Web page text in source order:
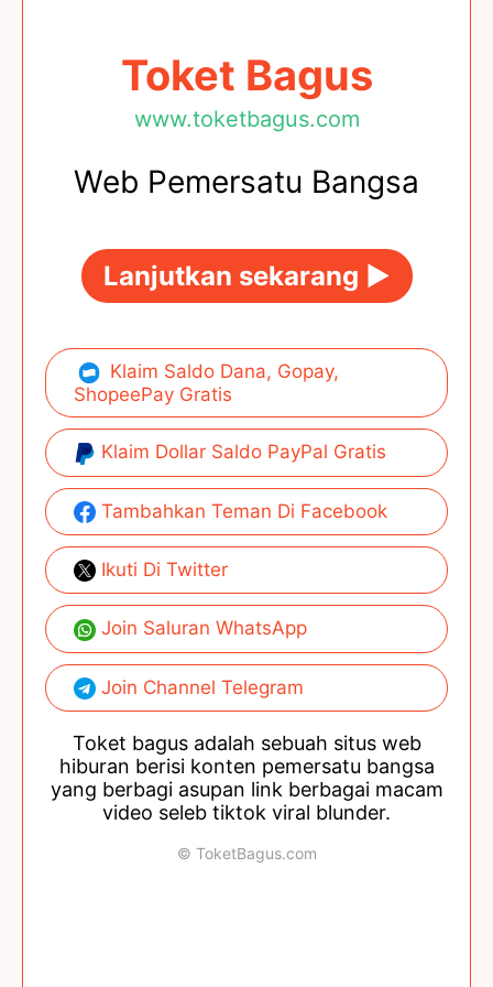
Toket Bagus
www.toketbagus.com
Web Pemersatu Bangsa
Lanjutkan sekarang ►
Klaim Saldo Dana, Gopay,
ShopeePay Gratis
Klaim Dollar Saldo PayPal Gratis
Tambahkan Teman Di Facebook
Ikuti Di Twitter
Join Saluran WhatsApp
Join Channel Telegram
Toket bagus adalah sebuah situs web
hiburan berisi konten pemersatu bangsa
yang berbagi asupan link berbagai macam
video seleb tiktok viral blunder.
© ToketBagus.com